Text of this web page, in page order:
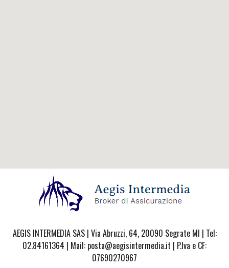
AEGIS INTERMEDIA SAS | Via Abruzzi, 64, 20090 Segrate MI | Tel:
02.84161364 | Mail: posta@aegisintermedia.it | P.Iva e CF:
07690270967